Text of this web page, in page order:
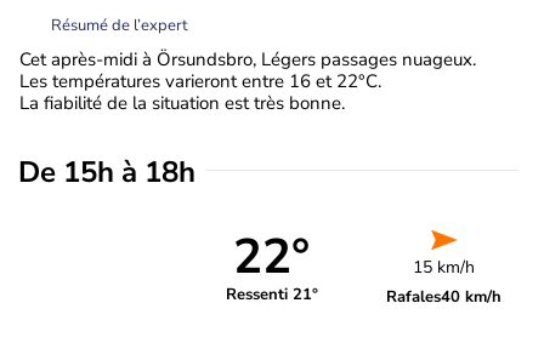
Résumé de l’expert
Cet après-midi à Örsundsbro, Légers passages nuageux.
Les températures varieront entre 16 et 22°C.
La fiabilité de la situation est très bonne.
De 15h à 18h
22°
Ressenti 21°
15 km/h
Rafales40 km/h